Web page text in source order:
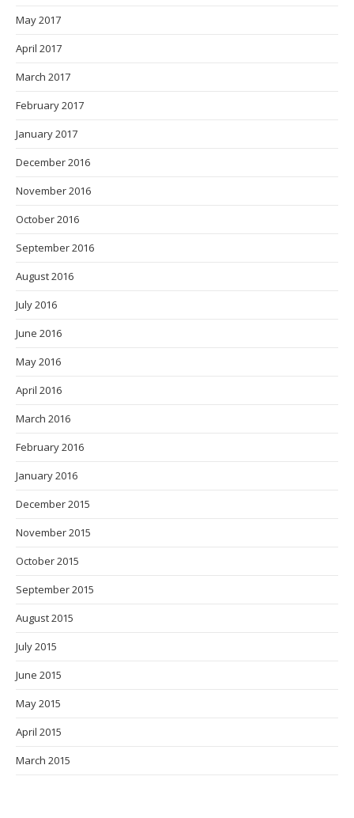
May 2017
April 2017
March 2017
February 2017
January 2017
December 2016
November 2016
October 2016
September 2016
August 2016
July 2016
June 2016
May 2016
April 2016
March 2016
February 2016
January 2016
December 2015
November 2015
October 2015
September 2015
August 2015
July 2015
June 2015
May 2015
April 2015
March 2015